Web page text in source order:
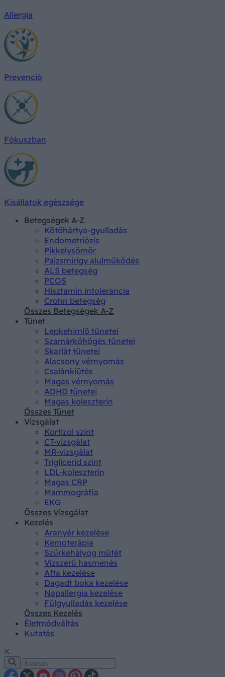
Allergia
Prevenció
Fókuszban
Kisállatok egészsége
Betegségek A-Z
Kötőhártya-gyulladás
Endometriózis
Pikkelysömör
Pajzsmirigy alulműködés
ALS betegség
PCOS
Hisztamin intolerancia
Crohn betegség
Összes Betegségek A-Z
Tünet
Lepkehimlő tünetei
Szamárköhögés tünetei
Skarlát tünetei
Alacsony vérnyomás
Csalánkiütés
Magas vérnyomás
ADHD tünetei
Magas koleszterin
Összes Tünet
Vizsgálat
Kortizol szint
CT-vizsgálat
MR-vizsgálat
Triglicerid szint
LDL-koleszterin
Magas CRP
Mammográfia
EKG
Összes Vizsgálat
Kezelés
Aranyér kezelése
Kemoterápia
Szürkehályog műtét
Vízszerű hasmenés
Afta kezelése
Dagadt boka kezelése
Napallergia kezelése
Fülgyulladás kezelése
Összes Kezelés
Életmódváltás
Kutatás